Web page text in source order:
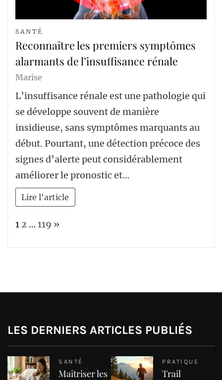
SANTÉ
Reconnaître les premiers symptômes
alarmants de l’insuffisance rénale
Marise
L’insuffisance rénale est une pathologie qui
se développe souvent de manière
insidieuse, sans symptômes marquants au
début. Pourtant, une détection précoce des
signes d’alerte peut considérablement
améliorer le pronostic et…
Lire l'article
Page:
1 2 … 119 Next
»
LES DERNIERS ARTICLES PUBLIÉS
SANTÉ
Maîtriser les
PRATIQUE
Trail